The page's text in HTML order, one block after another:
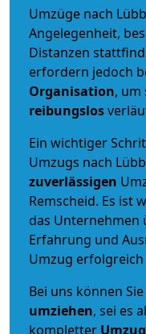
Umzüge nach
Angelegenheit,
Distanzen
erfordern jedoch
Organisation, um
reibungslos
Ein wichtiger
Umzugs nach
zuverlässigen
Remscheid. Es ist
das
Erfahrung und
Umzug
Bei uns können Sie
umziehen, sei es
kompletter Umzug